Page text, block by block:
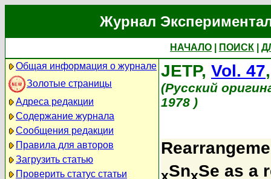
Журнал
НАЧАЛО ПОИСК
Общая информация о журнале
Золотые страницы
Адреса редакции
Содержание журнала
Сообщения редакции
Правила для авторов
Загрузить статью
Проверить статус статьи
JETP, Vol. 47
(Русский
1978 )
xSnxSe as a